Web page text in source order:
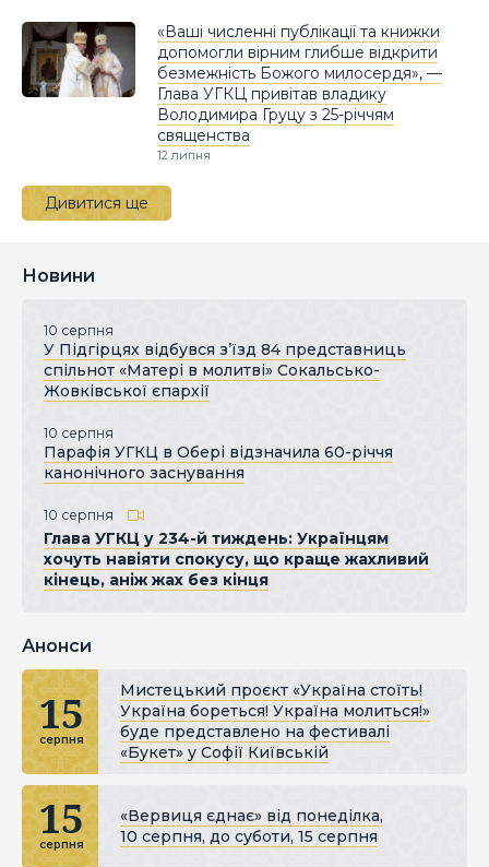
«Ваші численні публікації та книжки
допомогли вірним глибше відкрити
безмежність Божого милосердя», —
Глава УГКЦ привітав владику
Володимира Груцу з 25-річчям
священства
12 липня
Дивитися ще
Новини
10 серпня
У Підгірцях відбувся з’їзд 84 представниць
спільнот «Матері в молитві» Сокальсько-
Жовківської єпархії
10 серпня
Парафія УГКЦ в Обері відзначила 60-річчя
канонічного заснування
10 серпня
Глава УГКЦ у 234-й тиждень: Українцям
хочуть навіяти спокусу, що краще жахливий
кінець, аніж жах без кінця
Анонси
15
серпня
Мистецький проєкт «Україна стоїть!
Україна бореться! Україна молиться!»
буде представлено на фестивалі
«Букет» у Софії Київській
15
серпня
«Вервиця єднає» від понеділка,
10 серпня, до суботи, 15 серпня